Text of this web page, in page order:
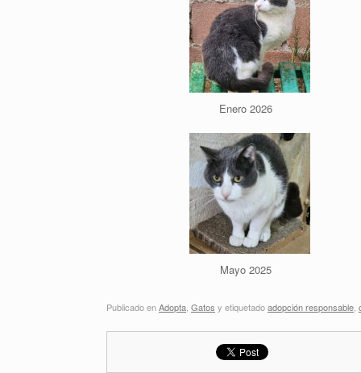
Enero 2026
Mayo 2025
Publicado enAdopta Gatos y etiquetadoadopción responsable